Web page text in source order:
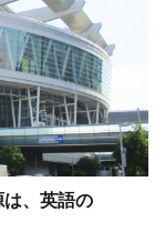
、英語の